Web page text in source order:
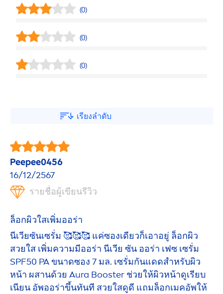
(0)
(0)
(0)
เรียงลำดับ
Peepee0456
16/12/2567
รายชื่อผู้เขียนรีวิว
ล็อกผิวใสเพิ่มออร่า
นีเวียซันเซรั่ม 🥰🥰🥰 แค่ซองเดียวก็เอาอยู่ ล็อกผิว
สวยใส เพิ่มความมีออร่า นีเวีย ซัน ออร่า เฟซ เซรั่ม
SPF50 PA ขนาดซอง 7 มล. เซรั่มกันแดดสำหรับผิว
หน้า ผสานด้วย Aura Booster ช่วยให้ผิวหน้าดูเรียบ
เนียน อัพออร่าขึ้นทันที สวยใสดูดี แถมล็อกเมคอัพให้